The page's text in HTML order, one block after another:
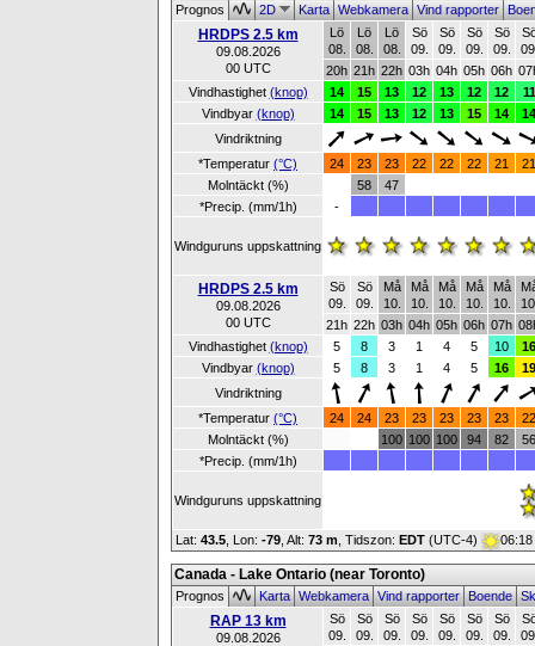
Prognos 2D KartaWebkameraVind rapporter
HRDPS 2.5 km
09.08.2026
00 UTC
Lö
08.
Lö
08.
Lö
08.
Sö
09.
Sö
09.
Sö
09.
Sö
09.
20h 21h 22h 03h 04h 05h 06h
Vindhastighet (knop) 14 15 13 12 13 12 12
11
Vindbyar (knop) 14 15 13 12 13 15 14
14
Vindriktning
*Temperatur (°C) 24 23 23 22 22 22 21
21
Molntäckt (%)
58
47
*Precip. (mm/1h)
-
Windguruns uppskattning
HRDPS 2.5 km
09.08.2026
00 UTC
Sö
09.
Sö
09.
Må
10.
Må
10.
Må
10.
Må
10.
Må
10.
21h 22h 03h 04h 05h 06h 07h
Vindhastighet (knop) 5 8 3 1 4 5 10
16
Vindbyar (knop) 5 8 3 1 4 5 16
19
Vindriktning
*Temperatur (°C) 24 24 23 23 23 23 23
22
Molntäckt (%)
100 100 100 94 82
56
*Precip. (mm/1h)
Windguruns uppskattning
Lat: 43.5 , Lon: -79 Alt: 73 m , Tidszon: EDT (UTC-4)
Canada - Lake Ontario (near Toronto)
Prognos KartaWebkameraVind rapporterBoende
RAP 13 km
09.08.2026
Sö
09.
Sö
09.
Sö
09.
Sö
09.
Sö
09.
Sö
09.
Sö
09.